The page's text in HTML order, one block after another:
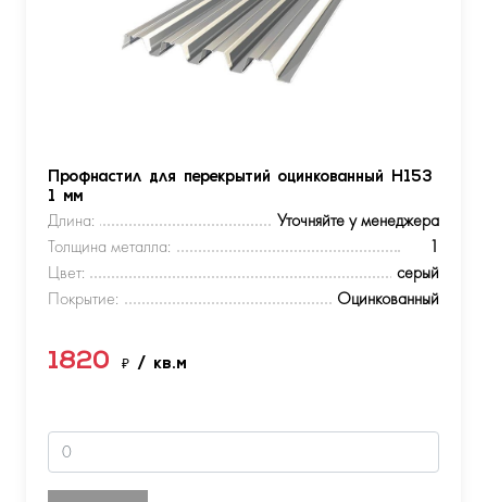
Профнастил для перекрытий оцинкованный Н153
1 мм
Длина:
Уточняйте у менеджера
Толщина металла:
1
Цвет:
серый
Покрытие:
Оцинкованный
1820 ₽ / кв.м